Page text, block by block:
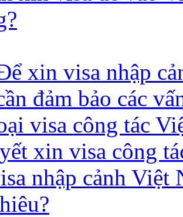
xin visa nhập
đảm bảo các
visa công tác
xin visa công
nhập cảnh Việt